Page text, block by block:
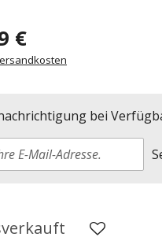
€
bei